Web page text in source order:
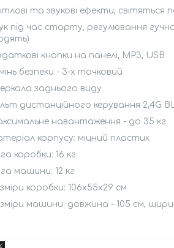
та звукові ефекти, світяться
під час старту, регулювання
кнопки на панелі, MP3, USB
безпеки - 3-х точковий
заднього виду
дистанційного керування 2,4G
навантаження - до 35 кг
корпусу: міцний пластик
коробки: 16 кг
машини: 12 кг
коробки: 106х55х29 см
машини: довжина - 105 см,